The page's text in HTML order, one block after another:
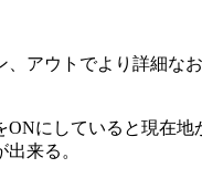
、アウトでより詳細な
ONにしていると現在地
来る。